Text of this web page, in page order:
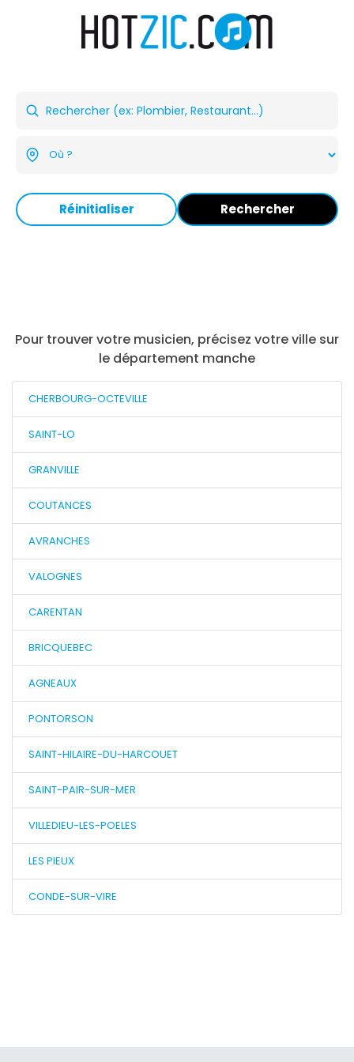
Réinitialiser Rechercher
Pour trouver votre musicien, précisez votre ville sur
le département manche
CHERBOURG-OCTEVILLE
SAINT-LO
GRANVILLE
COUTANCES
AVRANCHES
VALOGNES
CARENTAN
BRICQUEBEC
AGNEAUX
PONTORSON
SAINT-HILAIRE-DU-HARCOUET
SAINT-PAIR-SUR-MER
VILLEDIEU-LES-POELES
LES PIEUX
CONDE-SUR-VIRE